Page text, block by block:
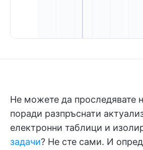
Не можете да проследявате
поради разпръснати
електронни таблици и
задачи? Не сте сами. И